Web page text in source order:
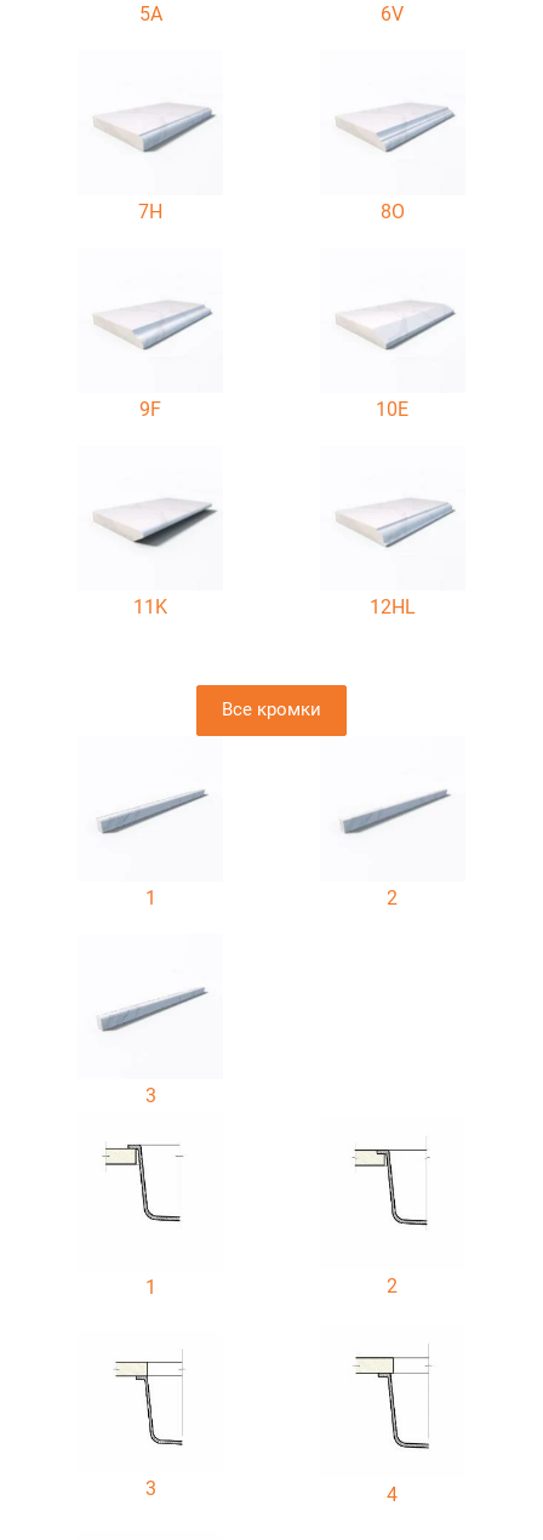
5A 6V
7H 8O
9F 10E
11K 12HL
Все кромки
1 2
3
1 2
3 4